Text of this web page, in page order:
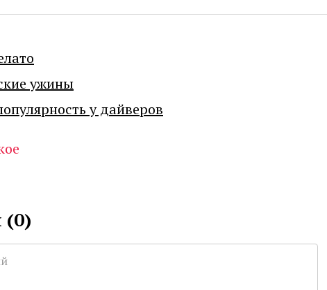
ужины
у дайверов
(0)